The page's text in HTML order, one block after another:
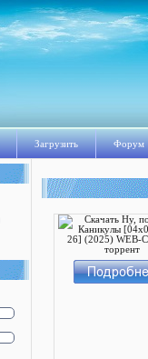
Загрузить Форум